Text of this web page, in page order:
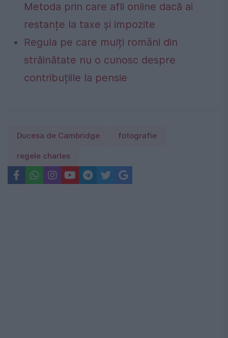
Metoda prin care afli online dacă ai
restanțe la taxe și impozite
Regula pe care mulți români din
străinătate nu o cunosc despre
contribuțiile la pensie
Ducesa de Cambridge fotografie
regele charles